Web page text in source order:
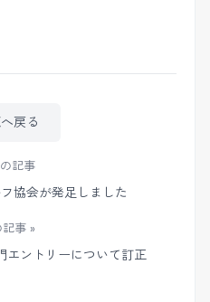
記事
協会が発足しました
戻る
事 »
エントリーについて訂正